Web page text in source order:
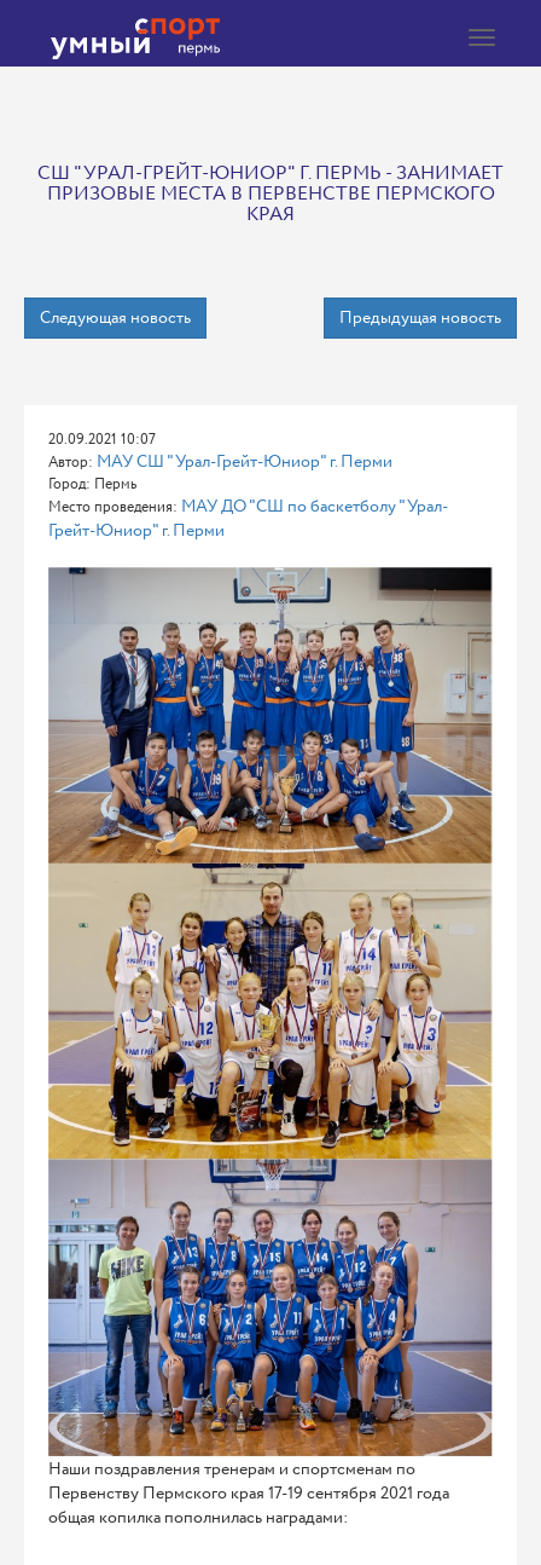
Toggle
СШ "УРАЛ-ГРЕЙТ-ЮНИОР" Г. ПЕРМЬ - ЗАНИМАЕТ
ПРИЗОВЫЕ МЕСТА В ПЕРВЕНСТВЕ ПЕРМСКОГО
КРАЯ
Следующая новость Предыдущая новость
20.09.2021 10:07
Автор: МАУ СШ "Урал-Грейт-Юниор" г. Перми
Город: Пермь
Место проведения: МАУ ДО "СШ по баскетболу "Урал-
Грейт-Юниор" г. Перми
Наши поздравления тренерам и спортсменам по
Первенству Пермского края 17-19 сентября 2021 года
общая копилка пополнилась наградами: